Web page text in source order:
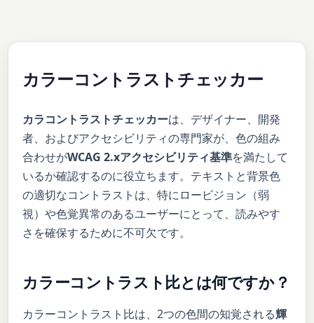
カラーコントラストチェッカー
カラコントラストチェッカーは、デザイナー、開発
者、およびアクセシビリティの専門家が、色の組み
合わせがWCAG 2.xアクセシビリティ基準を満たして
いるか確認するのに役立ちます。テキストと背景色
の適切なコントラストは、特にロービジョン（弱
視）や色覚異常のあるユーザーにとって、読みやす
さを確保するために不可欠です。
カラーコントラスト比とは何ですか？
カラーコントラスト比は、2つの色間の知覚される輝